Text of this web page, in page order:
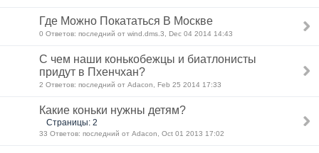
Где Можно Покататься В Москве
0 Ответов: последний от wind.dms.3, Dec 04 2014 14:43
С чем наши конькобежцы и биатлонисты
придут в Пхенчхан?
2 Ответов: последний от Adacon, Feb 25 2014 17:33
Какие коньки нужны детям?
Страницы: 2
33 Ответов: последний от Adacon, Oct 01 2013 17:02